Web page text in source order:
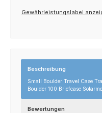
Gewährleistungslabel
Beschreibung
Small Boulder Travel Case
Boulder 100 Briefcase
Bewertungen